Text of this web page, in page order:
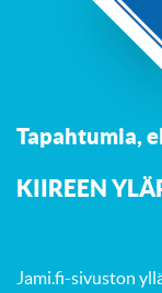
Tapahtumia,
K IIREEN
Jami.fi-sivuston